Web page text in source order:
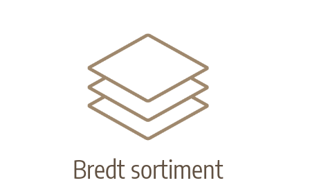
Bredt sortiment